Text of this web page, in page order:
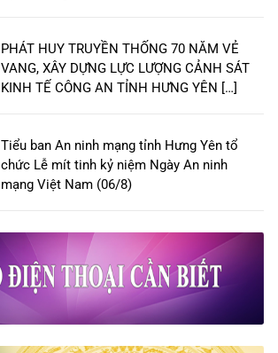
PHÁT HUY TRUYỀN THỐNG 70 NĂM VẺ
VANG, XÂY DỰNG LỰC LƯỢNG CẢNH SÁT
KINH TẾ CÔNG AN TỈNH HƯNG YÊN […]
Tiểu ban An ninh mạng tỉnh Hưng Yên tổ
chức Lễ mít tinh kỷ niệm Ngày An ninh
mạng Việt Nam (06/8)